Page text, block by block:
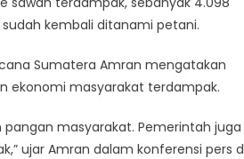
sudah kembali ditanami petani.
Sumatera Amran mengatakan
ekonomi masyarakat terdampak.
masyarakat. Pemerintah juga
ujar Amran dalam konferensi pers